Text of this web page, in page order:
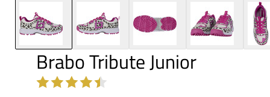
Brabo Tribute Junior